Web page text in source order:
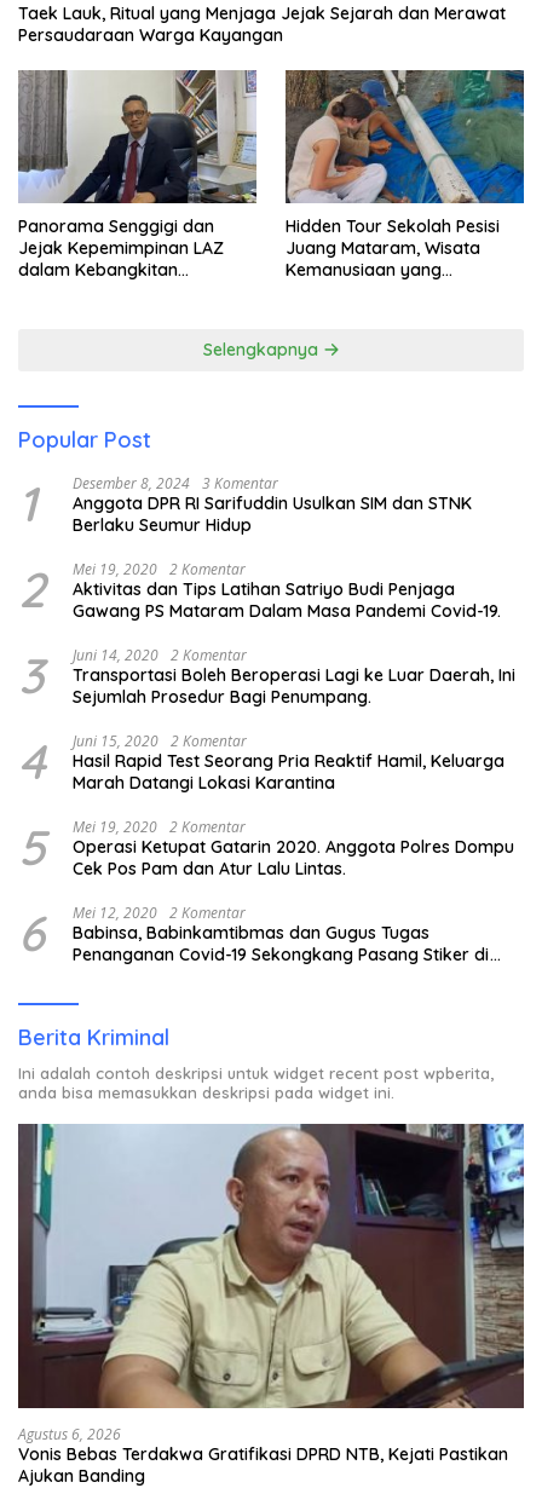
Taek Lauk, Ritual yang Menjaga Jejak Sejarah dan Merawat
Persaudaraan Warga Kayangan
Panorama Senggigi dan
Jejak Kepemimpinan LAZ
dalam Kebangkitan
Hidden Tour Sekolah Pesisi
Juang Mataram, Wisata
Kemanusiaan yang
Selengkapnya
Popular Post
1 Desember 8, 2024 3 Komentar
Anggota DPR RI Sarifuddin Usulkan SIM dan STNK
Berlaku Seumur Hidup
2 Mei 19, 2020 2 Komentar
Aktivitas dan Tips Latihan Satriyo Budi Penjaga
Gawang PS Mataram Dalam Masa Pandemi Covid-19.
3 Juni 14, 2020 2 Komentar
Transportasi Boleh Beroperasi Lagi ke Luar Daerah, Ini
Sejumlah Prosedur Bagi Penumpang.
4 Juni 15, 2020 2 Komentar
Hasil Rapid Test Seorang Pria Reaktif Hamil, Keluarga
Marah Datangi Lokasi Karantina
5 Mei 19, 2020 2 Komentar
Operasi Ketupat Gatarin 2020. Anggota Polres Dompu
Cek Pos Pam dan Atur Lalu Lintas.
6 Mei 12, 2020 2 Komentar
Babinsa, Babinkamtibmas dan Gugus Tugas
Penanganan Covid-19 Sekongkang Pasang Stiker di
Berita Kriminal
Ini adalah contoh deskripsi untuk widget recent post wpberita,
anda bisa memasukkan deskripsi pada widget ini.
Agustus 6, 2026
Vonis Bebas Terdakwa Gratifikasi DPRD NTB, Kejati Pastikan
Ajukan Banding